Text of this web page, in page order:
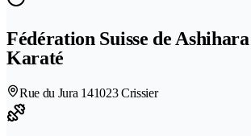
Fédération Suisse de
Karaté
Rue du Jura 141023 Crissier